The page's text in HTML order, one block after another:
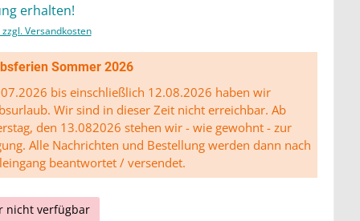
erhalten!
Versandkosten
Sommer 2026
bis einschließlich 12.08.2026 haben wir
Wir sind in dieser Zeit nicht erreichbar. Ab
den 13.082026 stehen wir - wie gewohnt - zur
Alle Nachrichten und Bestellung werden dann nach
beantwortet / versendet.
nicht verfügbar